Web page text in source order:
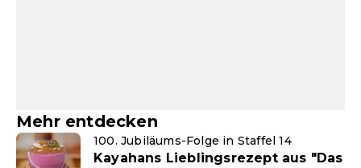
Mehr entdecken
100. Jubiläums-Folge in Staffel 14
Kayahans Lieblingsrezept aus "Das